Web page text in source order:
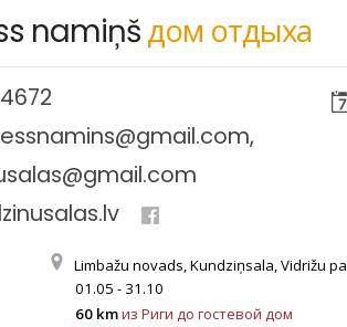
namiņšдом отдыха
,
Limbažu novads, Kundziņsala, Vidrižu
01.05 - 31.10
60 kmиз Риги до гостевой дом